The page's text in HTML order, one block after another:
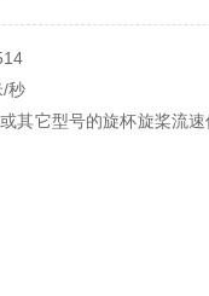
/秒
其它型号的旋杯旋桨流速